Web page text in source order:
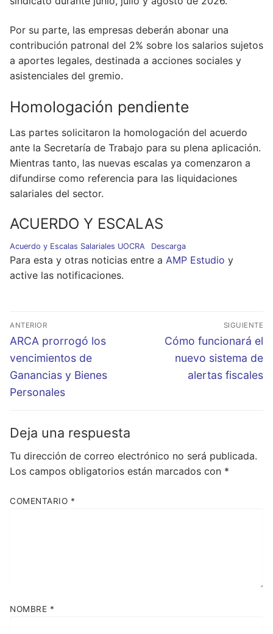
Por su parte, las empresas deberán abonar una
contribución patronal del 2% sobre los salarios sujetos
a aportes legales, destinada a acciones sociales y
asistenciales del gremio.
Homologación pendiente
Las partes solicitaron la homologación del acuerdo
ante la Secretaría de Trabajo para su plena aplicación.
Mientras tanto, las nuevas escalas ya comenzaron a
difundirse como referencia para las liquidaciones
salariales del sector.
ACUERDO Y ESCALAS
Acuerdo y Escalas Salariales UOCRA Descarga
Para esta y otras noticias entre a AMP Estudio y
active las notificaciones.
Navegación
de
entradas
ANTERIOR
Entrada
anterior:
ARCA prorrogó los
vencimientos de
Ganancias y Bienes
Personales
SIGUIENTE
Entrada
siguiente:
Cómo funcionará el
nuevo sistema de
alertas fiscales
Deja una respuesta
Tu dirección de correo electrónico no será publicada.
Los campos obligatorios están marcados con *
COMENTARIO *
NOMBRE *